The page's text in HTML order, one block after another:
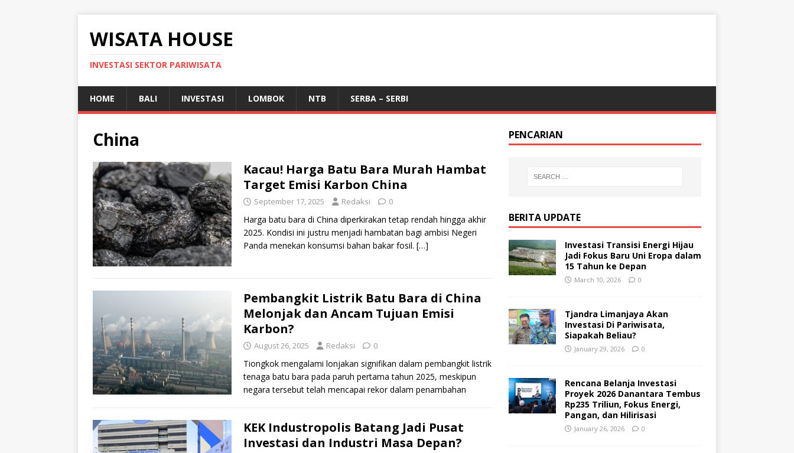
WISATA HOUSE
INVESTASI SEKTOR PARIWISATA
HOME BALI INVESTASI LOMBOK NTB SERBA – SERBI
China
Kacau! Harga Batu Bara Murah Hambat
Target Emisi Karbon China
September 17, 2025 Redaksi 0
Harga batu bara di China diperkirakan tetap rendah hingga akhir
2025. Kondisi ini justru menjadi hambatan bagi ambisi Negeri
Panda menekan konsumsi bahan bakar fosil. […]
Pembangkit Listrik Batu Bara di China
Melonjak dan Ancam Tujuan Emisi
Karbon?
August 26, 2025 Redaksi 0
Tiongkok mengalami lonjakan signifikan dalam pembangkit listrik
tenaga batu bara pada paruh pertama tahun 2025, meskipun
negara tersebut telah mencapai rekor dalam penambahan
KEK Industropolis Batang Jadi Pusat
Investasi dan Industri Masa Depan?
PENCARIAN
BERITA UPDATE
Investasi Transisi Energi Hijau
Jadi Fokus Baru Uni Eropa dalam
15 Tahun ke Depan
March 10, 2026 0
Tjandra Limanjaya Akan
Investasi Di Pariwisata,
Siapakah Beliau?
January 29, 2026 0
Rencana Belanja Investasi
Proyek 2026 Danantara Tembus
Rp235 Triliun, Fokus Energi,
Pangan, dan Hilirisasi
January 26, 2026 0